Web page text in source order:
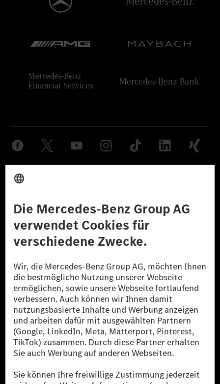
© 2026 Mercedes-Benz Group AG. Alle Rechte vorbehalten.
reduzierte CO₂-Emissionen bei der Mercedes-Benz Group durch
zertifizierte Ausgleichsprojekte kompensiert werden.
[2] Renewable Charging ist ein integraler Bestandteil von MB.CHARGE
Public in Europa, den USA, Kanada und China. Sofern an der jeweiligen
Ladestation noch kein Strom aus erneuerbaren Energien vorliegt,
verwendet Renewable Charging Grünstromzertifikate*. Diese stellen
sicher, dass für Ladevorgänge über MB.CHARGE Public eine äquivalente
Strommenge aus erneuerbaren Energien ins Stromnetz eingespeist wird.
Sie stammen ausschließlich aus Wind- und Solarkraftanlagen, die jünger
als sechs Jahre sind.
* Inkl. EKOenergy Ökolabel
* Die angegebenen Werte wurden nach dem vorgeschriebenen
Messverfahren WLTP (Worldwide harmonised Light vehicles Test